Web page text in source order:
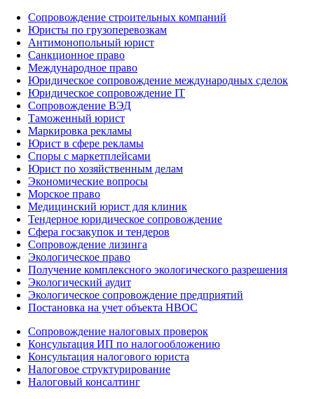
Сопровождение строительных компаний
Юристы по грузоперевозкам
Антимонопольный юрист
Санкционное право
Международное право
Юридическое сопровождение международных сделок
Юридическое сопровождение IT
Сопровождение ВЭД
Таможенный юрист
Маркировка рекламы
Юрист в сфере рекламы
Споры с маркетплейсами
Юрист по хозяйственным делам
Экономические вопросы
Морское право
Медицинский юрист для клиник
Тендерное юридическое сопровождение
Сфера госзакупок и тендеров
Сопровождение лизинга
Экологическое право
Получение комплексного экологического разрешения
Экологический аудит
Экологическое сопровождение предприятий
Постановка на учет объекта НВОС
Сопровождение налоговых проверок
Консультация ИП по налогообложению
Консультация налогового юриста
Налоговое структурирование
Налоговый консалтинг